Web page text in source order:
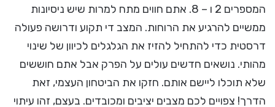
המספרים 2 ו – 8. אתם חווים מתח למרות שיש ניסיונות
ממשיים להרגיע את הרוחות. המצב די תקוע ודרושה פעולה
דרסטית כדי להתחיל להזיז את הגלגלים לכיוון של שינוי
מהותי. נושאים חדשים עולים על הפרק אבל אתם חוששים
שלא תוכלו ליישם אותם. חזקו את הביטחון העצמי, זאת
הדרך! צפויים לכם מצבים יציבים ומכובדים. בעצם, זהו עיתוי